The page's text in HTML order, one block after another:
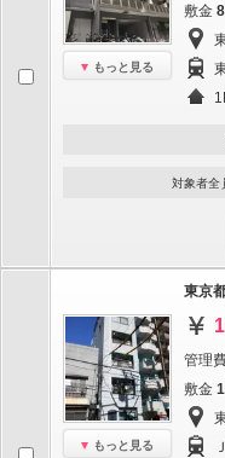
もっと見る
敷金
対象者全
もっと見る
東京
管理
敷金